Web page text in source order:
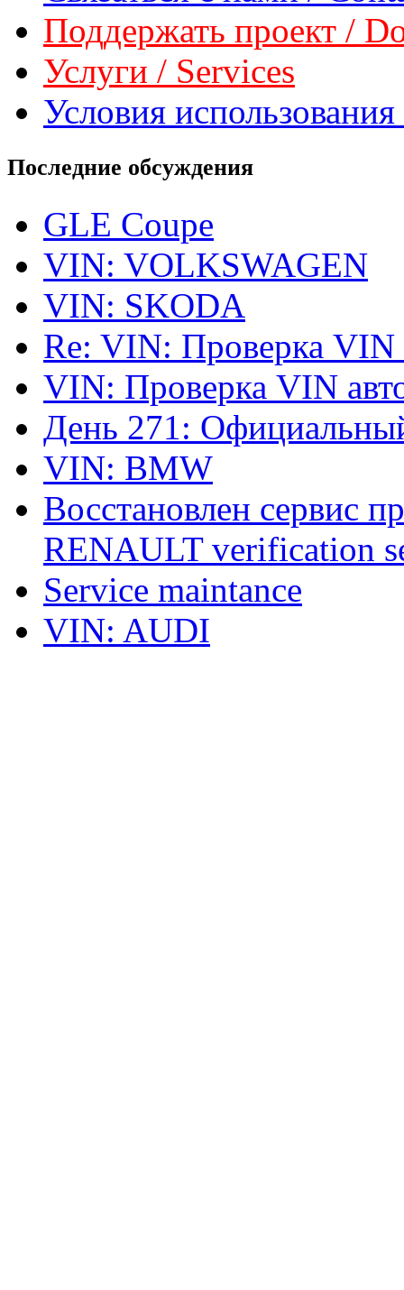
Поддержать проект /
Услуги / Services
Условия
Последние обсуждения
GLE Coupe
VIN: VOLKSWAGEN
VIN: SKODA
Re: VIN: Проверка VIN
VIN: Проверка VIN
День 271:
VIN: BMW
Восстановлен сервис
RENAULT verification
Service maintance
VIN: AUDI